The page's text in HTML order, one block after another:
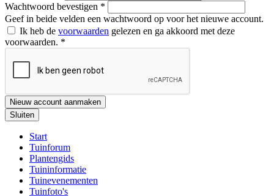
Wachtwoord bevestigen *
Geef in beide velden een wachtwoord op voor het nieuwe account.
Ik heb de voorwaarden gelezen en ga akkoord met deze
voorwaarden. *
Nieuw account aanmaken
Sluiten
Start
Tuinforum
Plantengids
Tuininformatie
Tuinevenementen
Tuinfoto's